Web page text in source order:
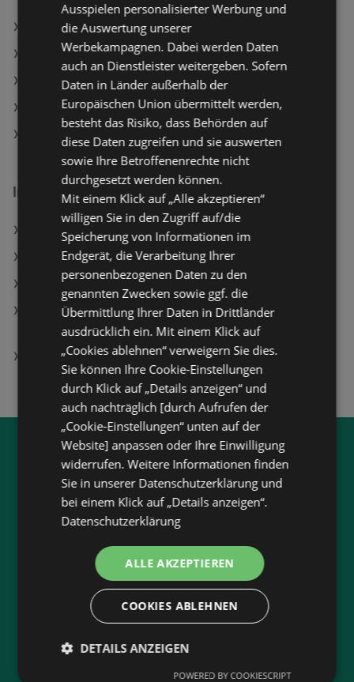
NIVEA Gesichtscreme Q10 Anti-Falten Power LSF30
Segafredo Intermezzo Kaffeebohnen, 1 kg
Zierkissen Ronny Dunkelblau ca. 45x45cm
ADEG Filialen in Gaißau
SodaStream Filialen in Gaißau
Interessantes auf wogibtswas.at
Opel Filialen in Voitsberg
Rundumleuchte H1 Angebote
Richliz Angebote
Peugeot Austria Gesellschaft m.b.H. Filialen in
Kindberg
Phosserine Angebote
Jetzt unserewogibtswas.at
App runterladen:
Filtere nach Branchen und stöbere in Produkten
und Flugblättern
Plane deinen Einkauf mit unserem Merkzettel
Lasse dich benachrichtigen, wenn es neue
Flugblätter gibt
Neu in der Stadt? Auf unserer Karte findest du
Ausspielen personalisierter Werbung und
die Auswertung unserer
Werbekampagnen. Dabei werden Daten
auch an Dienstleister weitergeben. Sofern
Daten in Länder außerhalb der
Europäischen Union übermittelt werden,
besteht das Risiko, dass Behörden auf
diese Daten zugreifen und sie auswerten
sowie Ihre Betroffenenrechte nicht
durchgesetzt werden können.
Mit einem Klick auf „Alle akzeptieren“
willigen Sie in den Zugriff auf/die
Speicherung von Informationen im
Endgerät, die Verarbeitung Ihrer
personenbezogenen Daten zu den
genannten Zwecken sowie ggf. die
Übermittlung Ihrer Daten in Drittländer
ausdrücklich ein. Mit einem Klick auf
„Cookies ablehnen“ verweigern Sie dies.
Sie können Ihre Cookie-Einstellungen
durch Klick auf „Details anzeigen“ und
auch nachträglich [durch Aufrufen der
„Cookie-Einstellungen“ unten auf der
Website] anpassen oder Ihre Einwilligung
widerrufen. Weitere Informationen finden
Sie in unserer Datenschutzerklärung und
bei einem Klick auf „Details anzeigen“.
Datenschutzerklärung
ALLE AKZEPTIEREN
COOKIES ABLEHNEN
DETAILS ANZEIGEN
POWERED BY COOKIESCRIPT